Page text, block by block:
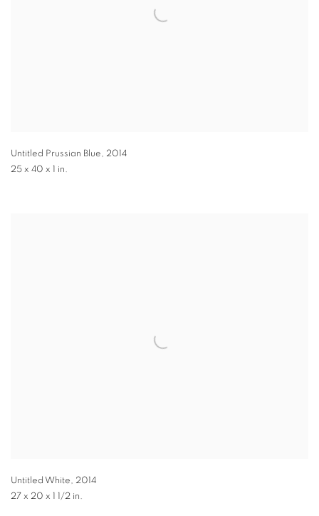
Untitled Prussian Blue, 2014
25 x 40 x 1 in.
Untitled White, 2014
27 x 20 x 1 1/2 in.